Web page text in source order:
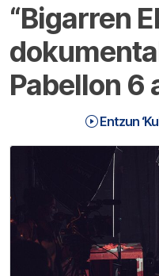
“Bigarren
Pabellon 6
Entzun